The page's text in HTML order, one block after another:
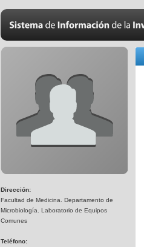
Dirección:
Facultad de Medicina. Departamento de
Microbiología. Laboratorio de Equipos
Comunes
Teléfono: